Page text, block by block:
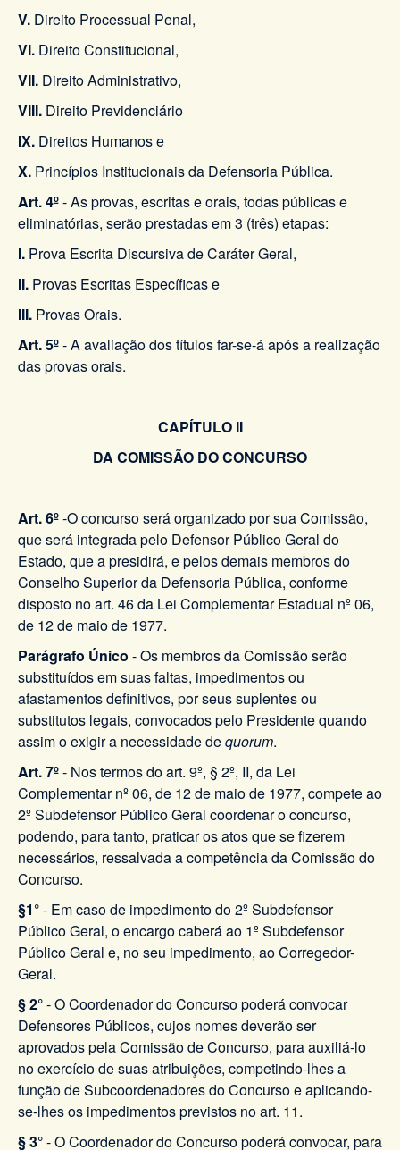
V. Direito Processual Penal,
VI. Direito Constitucional,
VII. Direito Administrativo,
VIII. Direito Previdenciário
IX. Direitos Humanos e
X. Princípios Institucionais da Defensoria Pública.
Art. 4º- As provas, escritas e orais, todas públicas e
eliminatórias, serão prestadas em 3 (três) etapas:
I. Prova Escrita Discursiva de Caráter Geral,
II. Provas Escritas Específicas e
III. Provas Orais.
Art. 5º- A avaliação dos títulos far-se-á após a realização
das provas orais.
CAPÍTULO II
DA COMISSÃO DO CONCURSO
Art. 6º-O concurso será organizado por sua Comissão,
que será integrada pelo Defensor Público Geral do
Estado, que a presidirá, e pelos demais membros do
Conselho Superior da Defensoria Pública, conforme
disposto no art. 46 da Lei Complementar Estadual nº 06,
de 12 de maio de 1977.
Parágrafo Único - Os membros da Comissão serão
substituídos em suas faltas, impedimentos ou
afastamentos definitivos, por seus suplentes ou
substitutos legais, convocados pelo Presidente quando
assim o exigir a necessidade dequorum.
Art. 7º- Nos termos do art. 9º, § 2º, II, da Lei
Complementar nº 06, de 12 de maio de 1977, compete ao
2º Subdefensor Público Geral coordenar o concurso,
podendo, para tanto, praticar os atos que se fizerem
necessários, ressalvada a competência da Comissão do
Concurso.
§1°- Em caso de impedimento do 2º Subdefensor
Público Geral, o encargo caberá ao 1º Subdefensor
Público Geral e, no seu impedimento, ao Corregedor-
Geral.
§ 2°- O Coordenador do Concurso poderá convocar
Defensores Públicos, cujos nomes deverão ser
aprovados pela Comissão de Concurso, para auxiliá-lo
no exercício de suas atribuições, competindo-lhes a
função de Subcoordenadores do Concurso e aplicando-
se-lhes os impedimentos previstos no art. 11.
§ 3°- O Coordenador do Concurso poderá convocar, para